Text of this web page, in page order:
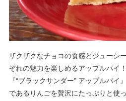
ザクザクなチョコの食感とジューシ
ぞれの魅力を楽しめるアップルパイ！
『“ブラックサンダー" アップルパイ
であるりんごを贅沢にたっぷりと使